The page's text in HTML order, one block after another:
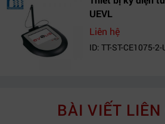
UEVL
Liên hệ
ID: TT-ST-CE1075-2-
BÀI VIẾT LIÊN